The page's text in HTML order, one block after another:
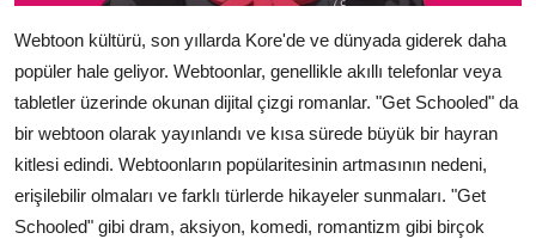
Webtoon kültürü, son yıllarda Kore'de ve dünyada giderek daha
popüler hale geliyor. Webtoonlar, genellikle akıllı telefonlar veya
tabletler üzerinde okunan dijital çizgi romanlar. "Get Schooled" da
bir webtoon olarak yayınlandı ve kısa sürede büyük bir hayran
kitlesi edindi. Webtoonların popülaritesinin artmasının nedeni,
erişilebilir olmaları ve farklı türlerde hikayeler sunmaları. "Get
Schooled" gibi dram, aksiyon, komedi, romantizm gibi birçok